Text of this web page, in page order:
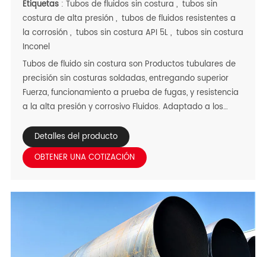
Etiquetas: Tubos de fluidos sin costura , tubos sin
costura de alta presión, tubos de fluidos resistentes a
la corrosión, tubos sin costura API 5L, tubos sin costura
Inconel
Tubos de fluido sin costura son Productos tubulares de
precisión sin costuras soldadas, entregando superior
Fuerza, funcionamiento a prueba de fugas, y resistencia
a la alta presión y corrosivo Fluidos. Adaptado a los
Unidos-con un enfoque en Regiones clave como Qatar,
Tanzania, Kenia, Nigeria, Irán, Turquía y Irak: estas
tuberías se adaptan a diversos climas hostiles: el calor
Tanzania/Kenia, lluvias tropicales de Nigeria, extremo
Irán/Irak Las fluctuaciones de temperatura y las
variadas condiciones climáticas de Turquía. Disponible
en Acero de carbono, acero de aleación, acero
inoxidable, y aleaciones especiales, sobresalen adentro
Detalles del producto
OBTENER UNA COTIZACIÓN